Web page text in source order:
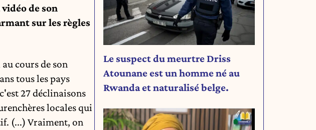
vidéo de son
sur les règles
cours de son
tous les pays
27 déclinaisons
locales qui
(...) Vraiment, on
Le suspect du meurtre Driss
Atounane est un homme né au
Rwanda et naturalisé belge.